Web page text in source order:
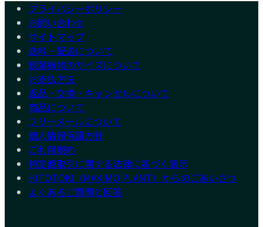
プライバシーポリシー
お問い合わせ
サイトマップ
送料・配送について
観葉植物のサイズについて
お支払方法
返品・交換・キャンセルについて
商品について
フリーメールについて
個人情報保護方針
ご利用規約
特定商取引に関する法律に基づく表示
HITOTOKI（MAKIMO PLANT）からのごあいさつ
よくあるご質問と回答